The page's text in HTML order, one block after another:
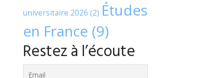
universitaire 2026 (2) Études
en France (9)
Restez à l’écoute